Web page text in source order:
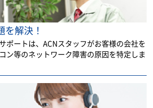
を解決！
ポートは、ACNスタッフがお客様の会社を
ン等のネットワーク障害の原因を特定しま